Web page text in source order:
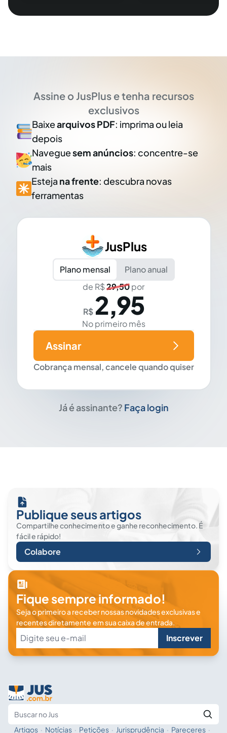
Assine o JusPlus e tenha recursos
exclusivos
Baixearquivos PDF: imprima ou leia
depois
Naveguesem anúncios: concentre-se
mais
Esteja na frente: descubra novas
ferramentas
JusPlus
Plano mensal
Plano anual
de R$29,50por
R$ 2,95
No primeiro mês
Cobrança mensal, cancele quando quiser
Assinar
Já é assinante? Faça login
Publique seus artigos
Compartilhe conhecimento e ganhe reconhecimento. É
fácil e rápido!
Colabore
Fique sempre informado!
Seja o primeiro a receber nossas novidades exclusivas e
recentes diretamente em sua caixa de entrada.
Inscrever
Artigos · Notícias · Petições · Jurisprudência · Pareceres ·